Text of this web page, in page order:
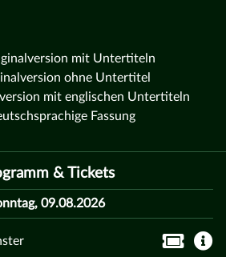
mit Untertiteln
ohne Untertitel
mit englischen Untertiteln
Fassung
& Tickets
09.08.2026